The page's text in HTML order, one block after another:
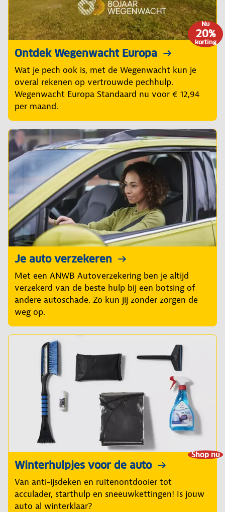
Nu
20%
korting
Ontdek Wegenwacht Europa
Wat je pech ook is, met de Wegenwacht kun je
overal rekenen op vertrouwde pechhulp.
Wegenwacht Europa Standaard nu voor € 12,94
per maand.
Je auto verzekeren
Met een ANWB Autoverzekering ben je altijd
verzekerd van de beste hulp bij een botsing of
andere autoschade. Zo kun jij zonder zorgen de
weg op.
Shop nu
Winterhulpjes voor de auto
Van anti-ijsdeken en ruitenontdooier tot
acculader, starthulp en sneeuwkettingen! Is jouw
auto al winterklaar?